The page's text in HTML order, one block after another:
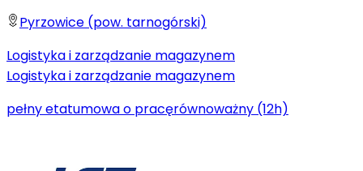
Pyrzowice (pow. tarnogórski)
Logistyka i zarządzanie magazynem
Logistyka i zarządzanie magazynem
pełny etatumowa o pracęrównoważny (12h)